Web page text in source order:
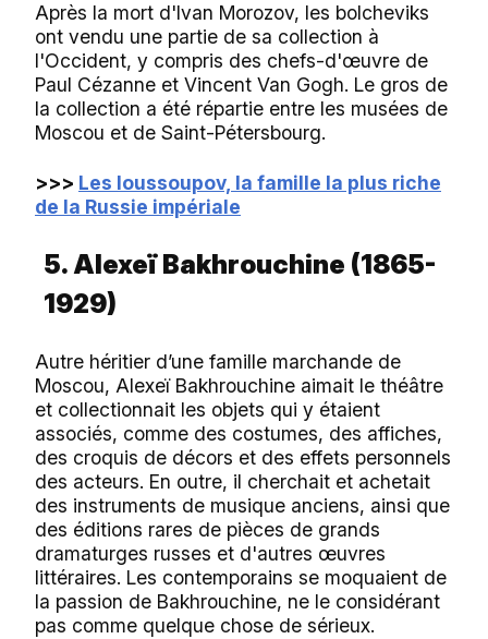
Après la mort d'Ivan Morozov, les bolcheviks
ont vendu une partie de sa collection à
l'Occident, y compris des chefs-d'œuvre de
Paul Cézanne et Vincent Van Gogh. Le gros de
la collection a été répartie entre les musées de
Moscou et de Saint-Pétersbourg.
>>> Les Ioussoupov, la famille la plus riche
de la Russie impériale
5. Alexeï Bakhrouchine (1865-
1929)
Autre héritier d’une famille marchande de
Moscou, Alexeï Bakhrouchine aimait le théâtre
et collectionnait les objets qui y étaient
associés, comme des costumes, des affiches,
des croquis de décors et des effets personnels
des acteurs. En outre, il cherchait et achetait
des instruments de musique anciens, ainsi que
des éditions rares de pièces de grands
dramaturges russes et d'autres œuvres
littéraires. Les contemporains se moquaient de
la passion de Bakhrouchine, ne le considérant
pas comme quelque chose de sérieux.